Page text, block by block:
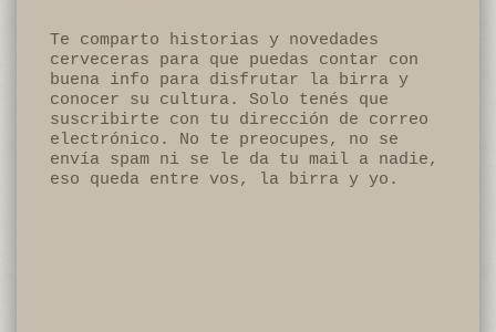
Te comparto historias y novedades
cerveceras para que puedas contar con
buena info para disfrutar la birra y
conocer su cultura. Solo tenés que
suscribirte con tu dirección de correo
electrónico. No te preocupes, no se
envía spam ni se le da tu mail a nadie,
eso queda entre vos, la birra y yo.